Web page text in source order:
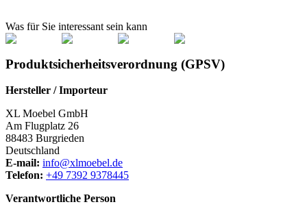
Was für Sie interessant sein kann
Produktsicherheitsverordnung (GPSV)
Hersteller / Importeur
XL Moebel GmbH
Am Flugplatz 26
88483 Burgrieden
Deutschland
E-mail: info@xlmoebel.de
Telefon: +49 7392 9378445
Verantwortliche Person